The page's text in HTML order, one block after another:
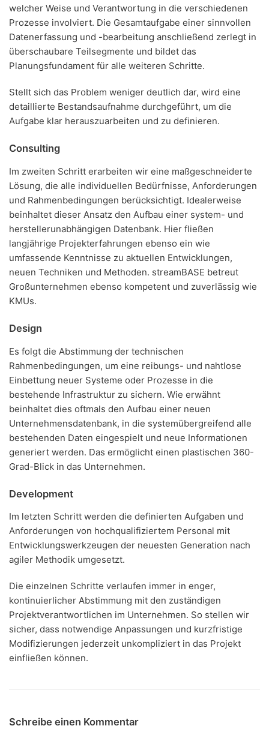
welcher Weise und Verantwortung in die verschiedenen
Prozesse involviert. Die Gesamtaufgabe einer sinnvollen
Datenerfassung und -bearbeitung anschließend zerlegt in
überschaubare Teilsegmente und bildet das
Planungsfundament für alle weiteren Schritte.
Stellt sich das Problem weniger deutlich dar, wird eine
detaillierte Bestandsaufnahme durchgeführt, um die
Aufgabe klar herauszuarbeiten und zu definieren.
Consulting
Im zweiten Schritt erarbeiten wir eine maßgeschneiderte
Lösung, die alle individuellen Bedürfnisse, Anforderungen
und Rahmenbedingungen berücksichtigt. Idealerweise
beinhaltet dieser Ansatz den Aufbau einer system- und
herstellerunabhängigen Datenbank. Hier fließen
langjährige Projekterfahrungen ebenso ein wie
umfassende Kenntnisse zu aktuellen Entwicklungen,
neuen Techniken und Methoden. streamBASE betreut
Großunternehmen ebenso kompetent und zuverlässig wie
KMUs.
Design
Es folgt die Abstimmung der technischen
Rahmenbedingungen, um eine reibungs- und nahtlose
Einbettung neuer Systeme oder Prozesse in die
bestehende Infrastruktur zu sichern. Wie erwähnt
beinhaltet dies oftmals den Aufbau einer neuen
Unternehmensdatenbank, in die systemübergreifend alle
bestehenden Daten eingespielt und neue Informationen
generiert werden. Das ermöglicht einen plastischen 360-
Grad-Blick in das Unternehmen.
Development
Im letzten Schritt werden die definierten Aufgaben und
Anforderungen von hochqualifiziertem Personal mit
Entwicklungswerkzeugen der neuesten Generation nach
agiler Methodik umgesetzt.
Die einzelnen Schritte verlaufen immer in enger,
kontinuierlicher Abstimmung mit den zuständigen
Projektverantwortlichen im Unternehmen. So stellen wir
sicher, dass notwendige Anpassungen und kurzfristige
Modifizierungen jederzeit unkompliziert in das Projekt
einfließen können.
Schreibe einen Kommentar